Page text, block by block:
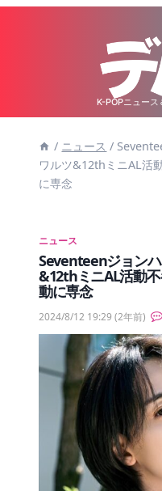
K-POPニュー
/ ニュース /
ワルツ&12thミニAL活
に専念
ニュース
Seventeenジョン
&12thミニAL活動
動に専念
2024/8/12 19:29 (2年前)